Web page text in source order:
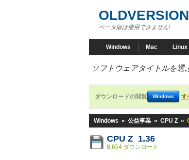
ベータ版は使用できません!
Windows Mac Linux
ソフトウェアタイトルを選
ダウンロードの閲覧 Windows す
Windows » 公益事業 » CPU Z »
CPU Z 1.36
8,654 ダウンロード